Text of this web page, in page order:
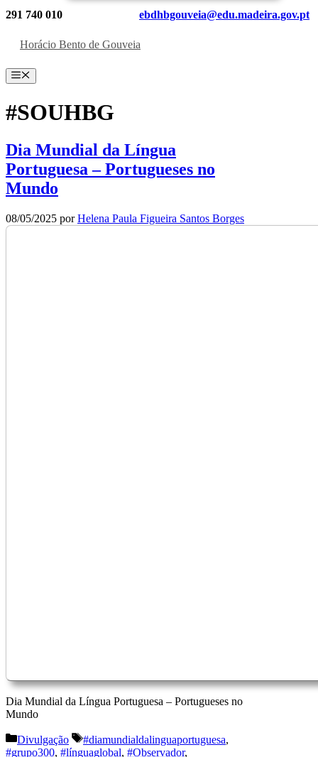
291 740 010 ebdhbgouveia@edu.madeira.gov.pt
Horácio Bento de Gouveia
Menu
#SOUHBG
Dia Mundial da Língua
Portuguesa – Portugueses no
Mundo
08/05/2025 porHelena Paula Figueira Santos Borges
Dia Mundial da Língua Portuguesa – Portugueses no
Mundo
Categorias
Divulgação Etiquetas
#diamundialdalinguaportuguesa,
#grupo300, #línguaglobal, #Observador,